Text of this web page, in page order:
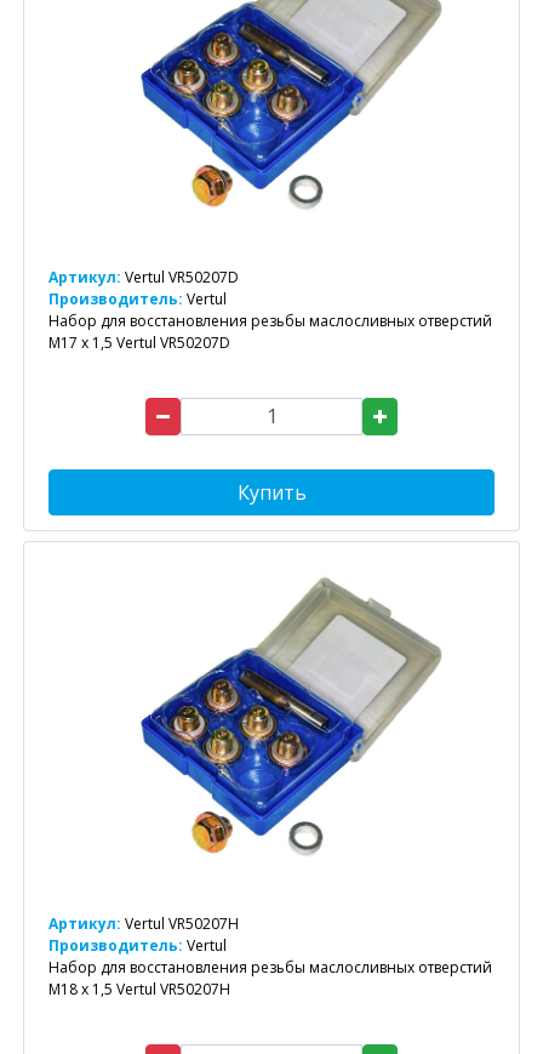
Артикул: Vertul VR50207D
Производитель: Vertul
Набор для восстановления резьбы маслосливных отверстий
M17 x 1,5 Vertul VR50207D
Купить
Артикул: Vertul VR50207H
Производитель: Vertul
Набор для восстановления резьбы маслосливных отверстий
M18 x 1,5 Vertul VR50207H